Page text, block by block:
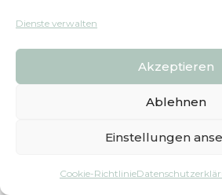
Dienste verwalten
Akzeptieren
Ablehnen
Einstellungen
Cookie-Richtlinie
Wohlbefinden fördert.